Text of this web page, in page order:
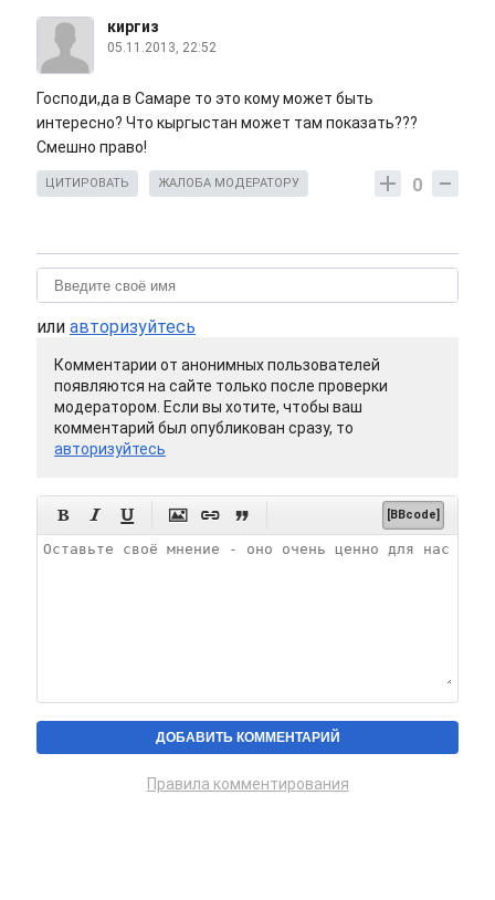
киргиз
05.11.2013, 22:52
Господи,да в Самаре то это кому может быть
интересно? Что кыргыстан может там показать???
Смешно право!
0
ЦИТИРОВАТЬ ЖАЛОБА МОДЕРАТОРУ
или авторизуйтесь
Комментарии от анонимных пользователей
появляются на сайте только после проверки
модератором. Если вы хотите, чтобы ваш
комментарий был опубликован сразу, то
авторизуйтесь
      [BBcode]
Правила комментирования